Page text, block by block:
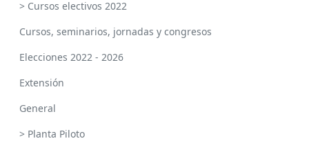
> Cursos electivos 2022
Cursos, seminarios, jornadas y congresos
Elecciones 2022 - 2026
Extensión
General
> Planta Piloto